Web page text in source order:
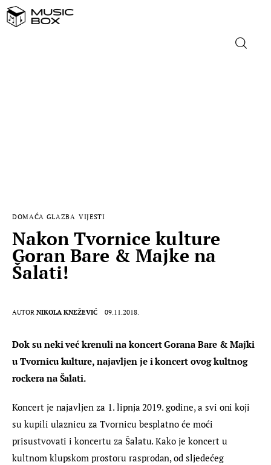
DOMAĆA GLAZBA VIJESTI
Nakon Tvornice kulture
Goran Bare & Majke na
Šalati!
AUTOR NIKOLA KNEŽEVIĆ 09.11.2018.
Dok su neki već krenuli na koncert Gorana Bare & Majki
u Tvornicu kulture, najavljen je i koncert ovog kultnog
rockera na Šalati.
Koncert je najavljen za 1. lipnja 2019. godine, a svi oni koji
su kupili ulaznicu za Tvornicu besplatno će moći
prisustvovati i koncertu za Šalatu. Kako je koncert u
kultnom klupskom prostoru rasprodan, od sljedećeg